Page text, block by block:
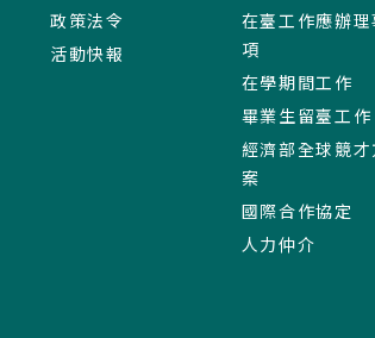
政策法令
活動快報
在臺工作應辦理
項
在學期間工作
畢業生留臺工作
經濟部全球競才
案
國際合作協定
人力仲介